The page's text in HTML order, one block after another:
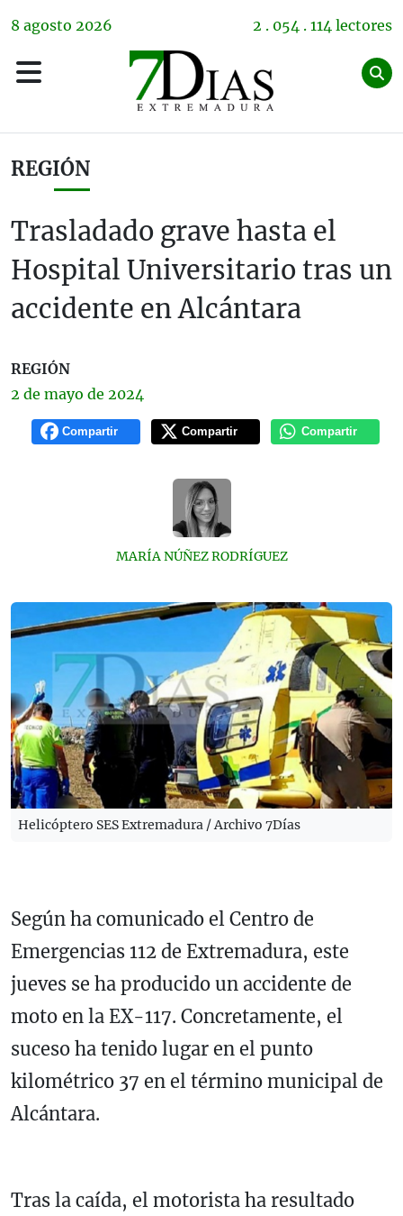
8 agosto 2026 2 . 054 . 114 lectores
REGIÓN
Trasladado grave hasta el
Hospital Universitario tras un
accidente en Alcántara
REGIÓN
2 de mayo de 2024
Compartir Compartir Compartir
MARÍA NÚÑEZ RODRÍGUEZ
Helicóptero SES Extremadura / Archivo 7Días
Según ha comunicado el Centro de
Emergencias 112 de Extremadura, este
jueves se ha producido un accidente de
moto en la EX-117. Concretamente, el
suceso ha tenido lugar en el punto
kilométrico 37 en el término municipal de
Alcántara.
Tras la caída, el motorista ha resultado